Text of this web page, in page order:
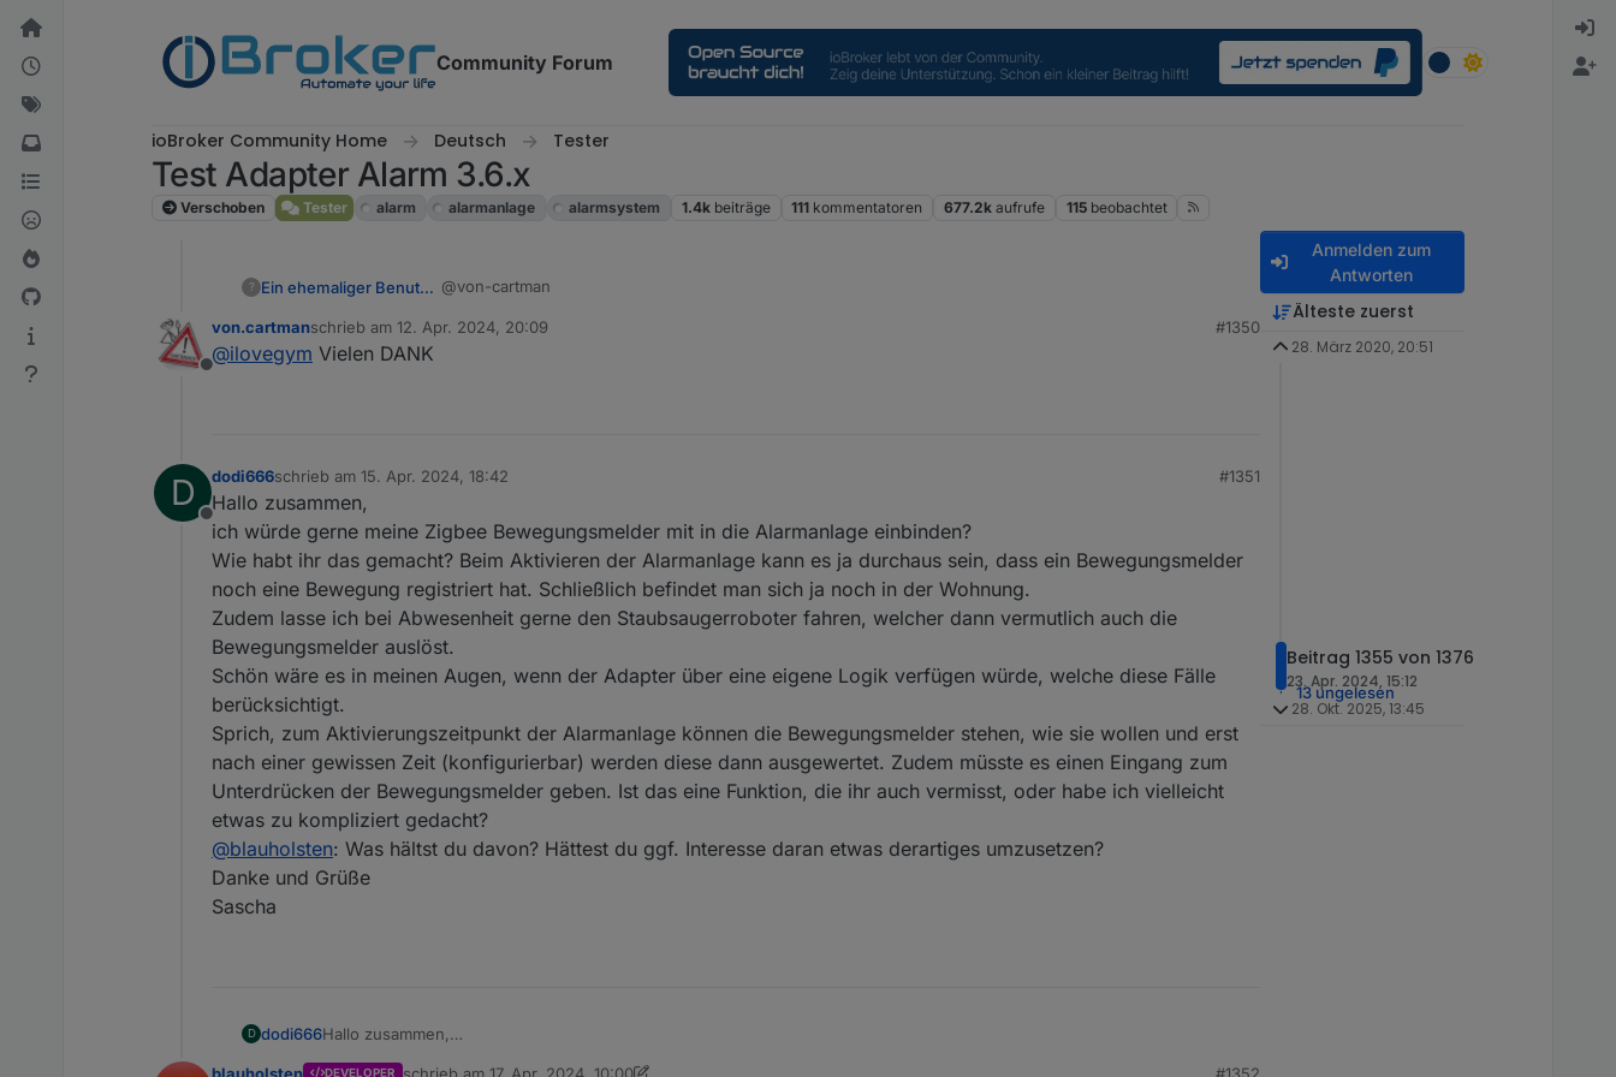
Weiter zum Inhalt
Community Forum
ioBroker Community Home Deutsch Tester
Test Adapter Alarm 3.6.x
Verschoben Tester alarm alarmanlage alarmsystem 1.4k beiträge 111 kommentatoren 677.2k aufrufe 115 beobachtet
? Ein ehemaliger Benutzer @von-cartman
falscher Tab, wo du bist, gehts ja nur um die Alexa Ansagen, geh einfach in den Tab Verknuepfungen und
Offline
von.cartmanschrieb am 12. Apr. 2024, 20:09
zuletzt editiert von
#1350
@ilovegym Vielen DANK
D
Offline
dodi666schrieb am 15. Apr. 2024, 18:42
zuletzt editiert von
#1351
Hallo zusammen,
ich würde gerne meine Zigbee Bewegungsmelder mit in die Alarmanlage einbinden?
Wie habt ihr das gemacht? Beim Aktivieren der Alarmanlage kann es ja durchaus sein, dass ein Bewegungsmelder
noch eine Bewegung registriert hat. Schließlich befindet man sich ja noch in der Wohnung.
Zudem lasse ich bei Abwesenheit gerne den Staubsaugerroboter fahren, welcher dann vermutlich auch die
Bewegungsmelder auslöst.
Schön wäre es in meinen Augen, wenn der Adapter über eine eigene Logik verfügen würde, welche diese Fälle
berücksichtigt.
Sprich, zum Aktivierungszeitpunkt der Alarmanlage können die Bewegungsmelder stehen, wie sie wollen und erst
nach einer gewissen Zeit (konfigurierbar) werden diese dann ausgewertet. Zudem müsste es einen Eingang zum
Unterdrücken der Bewegungsmelder geben. Ist das eine Funktion, die ihr auch vermisst, oder habe ich vielleicht
etwas zu kompliziert gedacht?
@blauholsten: Was hältst du davon? Hättest du ggf. Interesse daran etwas derartiges umzusetzen?
Danke und Grüße
Sascha
D dodi666Hallo zusammen,
DEVELOPER
Anmelden zum
Antworten
Älteste zuerst
28. März 2020, 20:51
Beitrag 1355 von 1376
23. Apr. 2024, 15:12
13 ungelesen
28. Okt. 2025, 13:45